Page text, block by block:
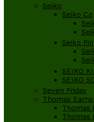
Seiko
Seiko Cơ
Seiko Pin
SEIKO
SEIKO
Seven Friday
Thomas
Thomas
Thomas